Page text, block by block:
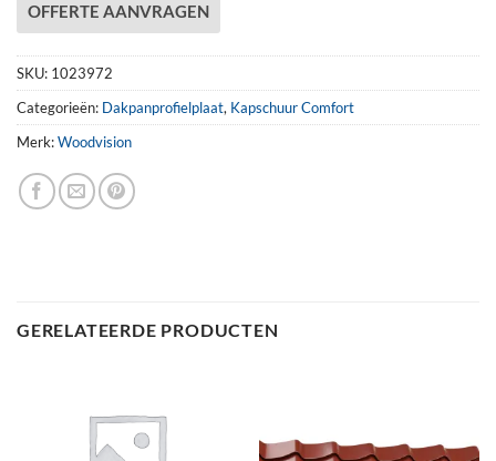
OFFERTE AANVRAGEN
SKU: 1023972
Categorieën: Dakpanprofielplaat, Kapschuur Comfort
Merk:Woodvision
GERELATEERDE PRODUCTEN